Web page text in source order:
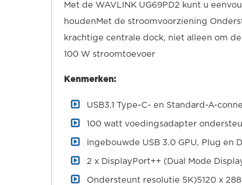
Met de WAVLINK UG69PD2 kunt u
houdenMet de stroomvoorziening
krachtige centrale dock, niet alleen om
100 W stroomtoevoer
Kenmerken:
USB3.1 Type-C- en Standard-A-
100 watt voedingsadapter
Ingebouwde USB 3.0 GPU, Plug
2 x DisplayPort++ (Dual Mode
Ondersteunt resolutie 5K)5120 x